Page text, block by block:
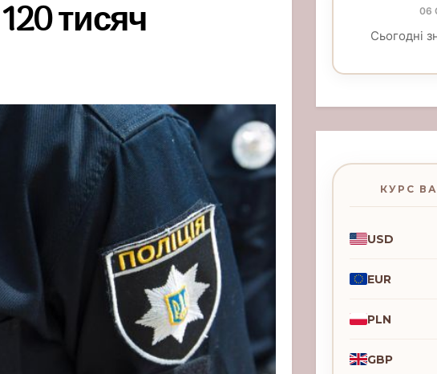
тисяч 06
Сьогодні
КУРС
USD
EUR
PLN
GBP